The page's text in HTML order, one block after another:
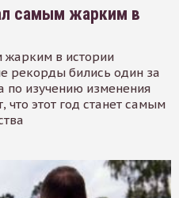
самым жарким в
жарким в истории
рекорды бились один за
по изучению изменения
что этот год станет самым